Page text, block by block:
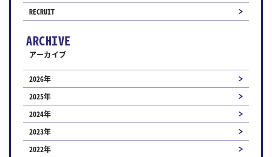
RECRUIT
ARCHIVE
アーカイブ
2026年
2025年
2024年
2023年
2022年